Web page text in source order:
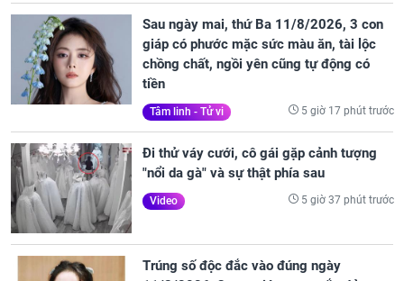
Sau ngày mai, thứ Ba 11/8/2026, 3 con
giáp có phước mặc sức màu ăn, tài lộc
chồng chất, ngồi yên cũng tự động có
tiền
Tâm linh - Tử vi 5 giờ 17 phút trước
Đi thử váy cưới, cô gái gặp cảnh tượng
"nổi da gà" và sự thật phía sau
Video 5 giờ 37 phút trước
Trúng số độc đắc vào đúng ngày